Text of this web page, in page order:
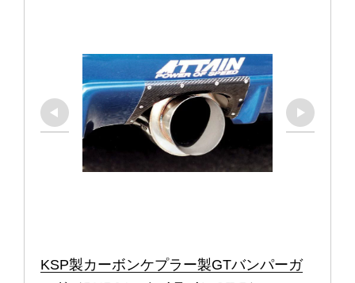
KSP製カーボンケプラー製GTバンパーガ